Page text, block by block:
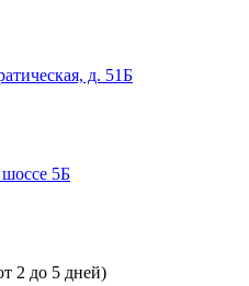
д. 51Б
шоссе 5Б
2 до 5 дней)